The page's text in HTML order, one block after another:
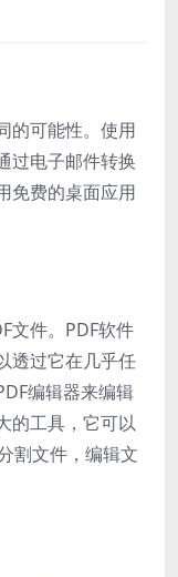
的可能性。使用
过电子邮件转换
免费的桌面应用
文件。PDF软件
透过它在几乎任
编辑器来编辑
的工具，它可以
割文件，编辑文